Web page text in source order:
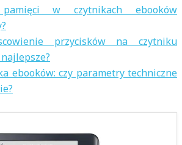
w czytnikach ebooków
przycisków na czytniku
ebooków: czy parametry techniczne